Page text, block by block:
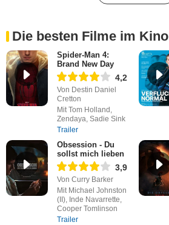
Die besten Filme im Kino
Spider-Man 4:
Brand New Day
4,2
Von Destin Daniel
Cretton
Mit Tom Holland,
Zendaya, Sadie Sink
Trailer
Obsession - Du
sollst mich lieben
3,9
Von Curry Barker
Mit Michael Johnston
(II), Inde Navarrette,
Cooper Tomlinson
Trailer